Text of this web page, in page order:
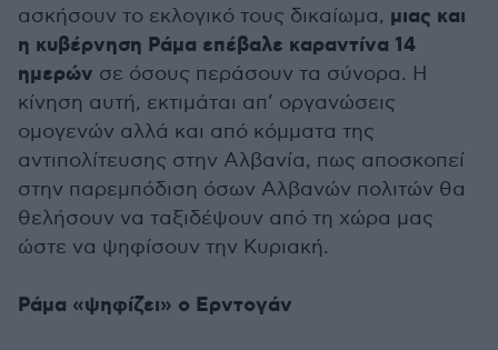
ασκήσουν το εκλογικό τους δικαίωμα, μιας και
η κυβέρνηση Ράμα επέβαλε καραντίνα 14
ημερών σε όσους περάσουν τα σύνορα. Η
κίνηση αυτή, εκτιμάται απ’ οργανώσεις
ομογενών αλλά και από κόμματα της
αντιπολίτευσης στην Αλβανία, πως αποσκοπεί
στην παρεμπόδιση όσων Αλβανών πολιτών θα
θελήσουν να ταξιδέψουν από τη χώρα μας
ώστε να ψηφίσουν την Κυριακή.
Ράμα «ψηφίζει» ο Ερντογάν